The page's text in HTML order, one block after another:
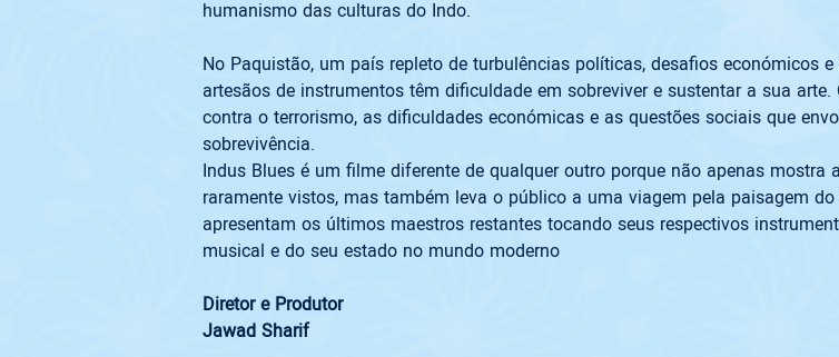
No Paquistão, um país repleto de turbulências políticas, desafios económicos
artesãos de instrumentos têm dificuldade em sobreviver e sustentar a sua
contra o terrorismo, as dificuldades económicas e as questões sociais que
sobrevivência.
Indus Blues é um filme diferente de qualquer outro porque não apenas
raramente vistos, mas também leva o público a uma viagem pela paisagem
apresentam os últimos maestros restantes tocando seus respectivos
Diretor e Produtor
Jawad Sharif